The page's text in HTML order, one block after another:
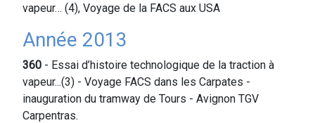
vapeur… (4), Voyage de la FACS aux USA
Année 2013
360 - Essai d’histoire technologique de la traction à
vapeur...(3) - Voyage FACS dans les Carpates -
inauguration du tramway de Tours - Avignon TGV
Carpentras.